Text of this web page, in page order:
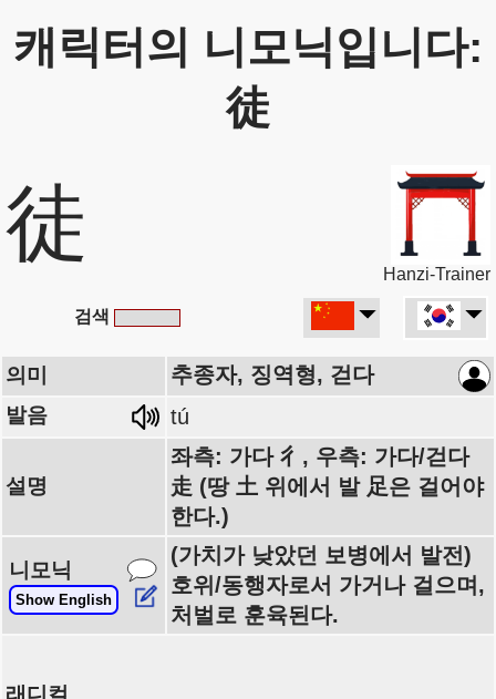
캐릭터의 니모닉입니다:
徒
徒
Hanzi-Trainer
검색
의미 추종자, 징역형, 걷다
발음 tú
설명
좌측: 가다 彳, 우측: 가다/걷다
走 (땅 土 위에서 발 足은 걸어야
한다.)
니모닉
Show English
(가치가 낮았던 보병에서 발전)
호위/동행자로서 가거나 걸으며,
처벌로 훈육된다.
래디컬